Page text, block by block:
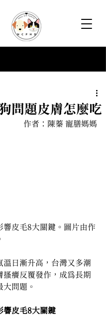
問題皮膚怎麼吃
作者： 陳蓁 寵膳媽媽
響皮毛8大關鍵。圖片由作
溫日漸升高，台灣又多潮
搔癢反覆發作，成為長期
大問題。
響皮毛8大關鍵